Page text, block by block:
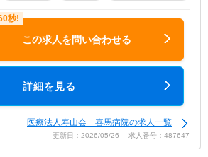
この求人を問い合わせる
詳細を見る
医療法人寿山会 喜馬病院の求人一覧
更新日：2026/05/26 求人番号：487647